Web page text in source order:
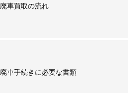
廃車買取の流れ
廃車手続きに必要な書類